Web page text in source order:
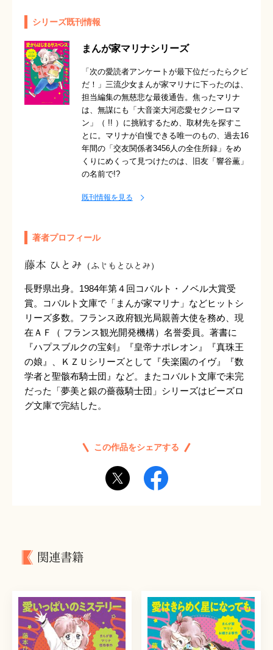
シリーズ既刊情報
まんが家マリナシリーズ
「次の愛読者アンケートが最下位だったらクビ
だ！」三流少女まんが家マリナに下ったのは、
担当編集の無慈悲な最後通告。焦ったマリナ
は、無謀にも「大音楽大河恋愛セクシーロマ
ン」（ !! ）に挑戦するため、取材先を探すこ
とに。マリナが自慢できる唯一のもの、過去16
年間の「交友関係者3456人の全住所録」をめ
くりにめくって見つけたのは、旧友「響谷薫」
の名前で!?
既刊情報を見る
著者プロフィール
藤本 ひとみ （ふじもとひとみ）
長野県出身。1984年第４回コバルト・ノベル大賞受
賞。コバルト文庫で「まんが家マリナ」などヒットシ
リーズ多数。フランス政府観光局親善大使を務め、現
在ＡＦ（ フランス観光開発機構）名誉委員。著書に
『ハプスブルクの宝剣』『皇帝ナポレオン』『真珠王
の娘』、ＫＺＵシリーズとして『失楽園のイヴ』『数
学者と聖骸布騎士団』など。またコバルト文庫で未完
だった「夢美と銀の薔薇騎士団」シリーズはビーズロ
グ文庫で完結した。
この作品をシェアする
関連書籍